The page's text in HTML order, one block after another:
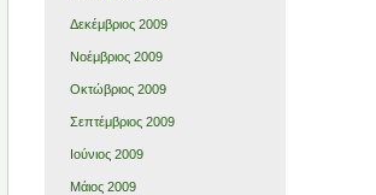
Δεκέμβριος 2009
Νοέμβριος 2009
Οκτώβριος 2009
Σεπτέμβριος 2009
Ιούνιος 2009
Μάιος 2009